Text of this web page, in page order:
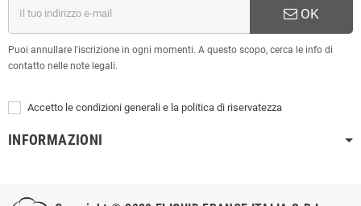
OK
Puoi annullare l'iscrizione in ogni momenti. A questo scopo, cerca le info di
contatto nelle note legali.
Accetto le condizioni generali e la politica di riservatezza
INFORMAZIONI